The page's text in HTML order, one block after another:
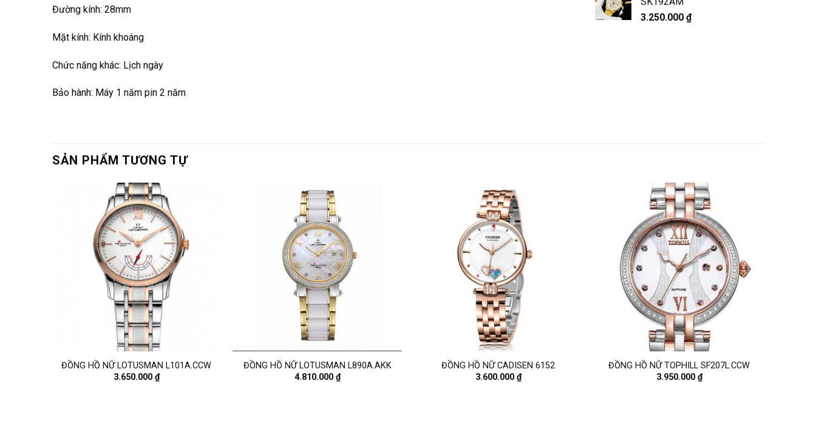
Đường kính: 28mm
Mặt kính: Kính khoáng
Chức năng khác: Lịch ngày
Bảo hành: Máy 1 năm pin 2 năm
3.250.000 ₫
SẢN PHẨM TƯƠNG TỰ
ĐỒNG HỒ NỮ LOTUSMAN L101A.CCW
3.650.000 ₫
ĐỒNG HỒ NỮ LOTUSMAN L890A.AKK
4.810.000 ₫
ĐỒNG HỒ NỮ CADISEN 6152
3.600.000 ₫
ĐỒNG HỒ NỮ TOPHILL SF207L.CCW
3.950.000 ₫